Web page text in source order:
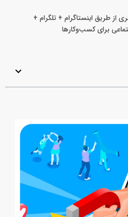
طریق اینستاگرام + تلگرام +
برای کسب‌وکارها